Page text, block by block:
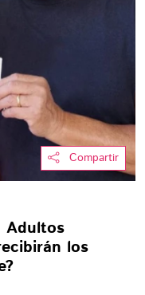
Compartir
Adultos
los